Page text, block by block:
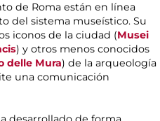
de Roma están en línea
del sistema museístico. Su
iconos de la ciudad (Musei
) y otros menos conocidos
delle Mura) de la arqueología
una comunicación